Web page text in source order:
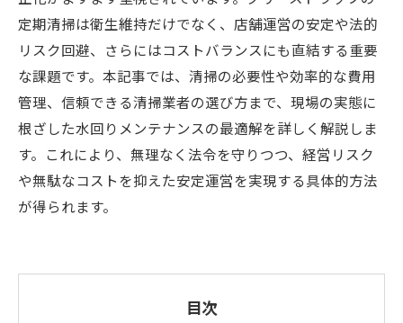
定期清掃は衛生維持だけでなく、店舗運営の安定や法的
リスク回避、さらにはコストバランスにも直結する重要
な課題です。本記事では、清掃の必要性や効率的な費用
管理、信頼できる清掃業者の選び方まで、現場の実態に
根ざした水回りメンテナンスの最適解を詳しく解説しま
す。これにより、無理なく法令を守りつつ、経営リスク
や無駄なコストを抑えた安定運営を実現する具体的方法
が得られます。
目次